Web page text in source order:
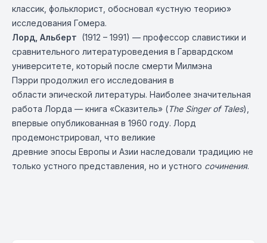
классик, фольклорист, обосновал «устную теорию»
исследования Гомера.
Лорд, Альберт (1912 – 1991) — профессор славистики и
сравнительного литературоведения в Гарвардском
университете, который после смерти Милмэна
Пэрри продолжил его исследования в
области эпической литературы. Наиболее значительная
работа Лорда — книга «Сказитель» (The Singer of Tales),
впервые опубликованная в 1960 году. Лорд
продемонстрировал, что великие
древние эпосы Европы и Азии наследовали традицию не
только устного представления, но и устного сочинения.